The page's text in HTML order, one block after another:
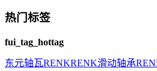
热门标签
fui_tag_hottag
东元轴瓦RENKRENK滑动轴承